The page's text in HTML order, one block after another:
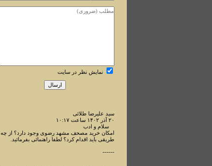
نمایش نظر در سایت
سید علیرضا طلائی
۲۰ آذر ۱۴۰۲ ساعت ۱۰:۱۷
سلام و ادب
امکان خرید مصحف مشهد رضوی وجود دارد؟ از چه
طریقی باید اقدام کرد؟ لطفا راهنمائی بفرمائید.
------